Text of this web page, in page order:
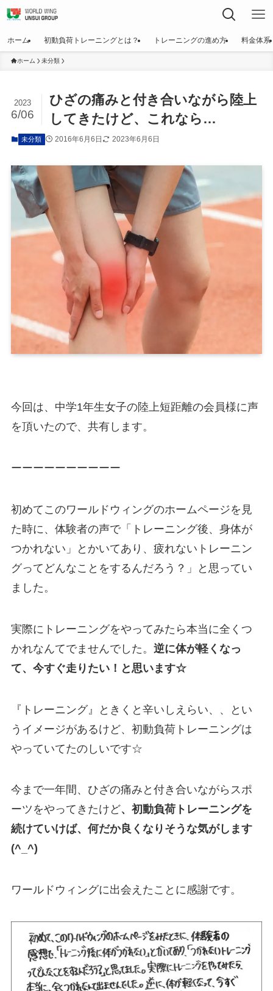
ホーム 初動負荷トレーニングとは？ トレーニングの進め方 料金体系
ホーム 未分類
ひざの痛みと付き合いながら陸上
してきたけど、これなら…
2023
6/06
未分類 2016年6月6日 2023年6月6日
今回は、中学1年生女子の陸上短距離の会員様に声
を頂いたので、共有します。
ーーーーーーーーーー
初めてこのワールドウィングのホームページを見
た時に、体験者の声で「トレーニング後、身体が
つかれない」とかいてあり、疲れないトレーニン
グってどんなことをするんだろう？」と思ってい
ました。
実際にトレーニングをやってみたら本当に全くつ
かれなんてでませんでした。 逆に体が軽くなっ
て、今すぐ走りたい！と思います☆
『トレーニング』ときくと辛いしえらい、、とい
うイメージがあるけど、初動負荷トレーニングは
やっていてたのしいです☆
今まで一年間、ひざの痛みと付き合いながらスポ
ーツをやってきたけど、初動負荷トレーニングを
続けていけば、何だか良くなりそうな気がします
(^_^)
ワールドウィングに出会えたことに感謝です。